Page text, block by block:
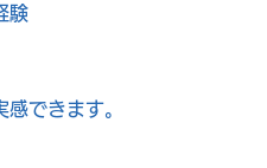
験
できます。